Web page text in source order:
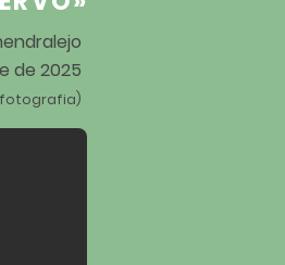
de 2025